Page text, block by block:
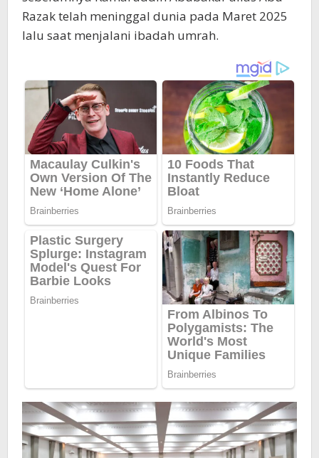
Razak telah meninggal dunia pada Maret 2025
lalu saat menjalani ibadah umrah.